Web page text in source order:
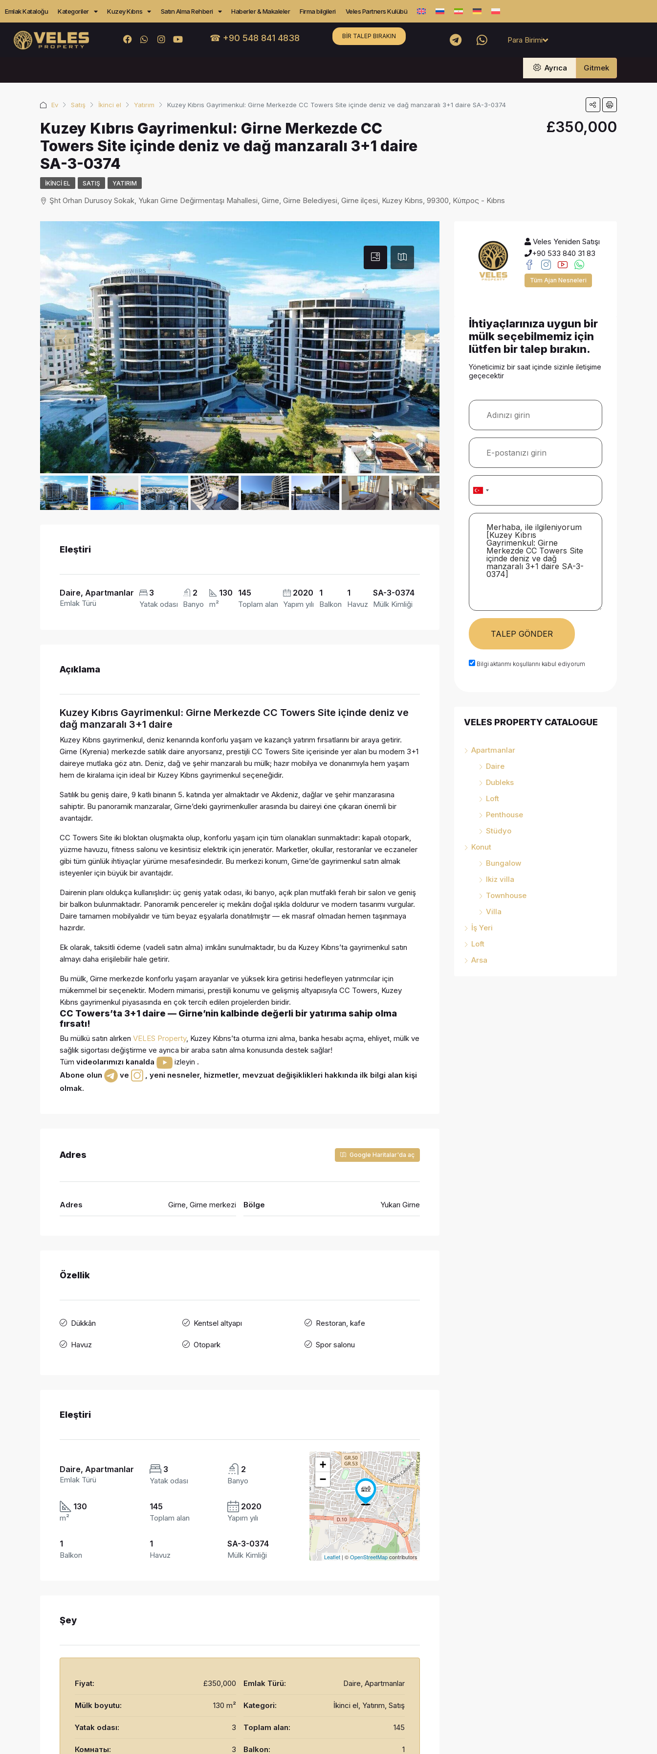
Emlak Kataloğu Kategoriler Kuzey Kıbrıs Satın Alma Rehberi Haberler & Makaleler Firma bilgileri Veles Partners Kulübü
☎ +90 548 841 4838 BIR TALEP BIRAKIN Para Birimi
Ayrıca Gitmek
Ev Satış İkinci el Yatırım Kuzey Kıbrıs Gayrimenkul: Girne Merkezde CC Towers Site içinde deniz ve dağ manzaralı 3+1 daire SA-3-0374
Kuzey Kıbrıs Gayrimenkul: Girne Merkezde CC
Towers Site içinde deniz ve dağ manzaralı 3+1 daire
SA-3-0374
£350,000
İKINCI EL SATIŞ YATIRIM
Şht Orhan Durusoy Sokak, Yukarı Girne Değirmentaşı Mahallesi, Girne, Girne Belediyesi, Girne ilçesi, Kuzey Kıbrıs, 99300, Κύπρος - Kıbrıs
Eleştiri
Daire, Apartmanlar
Emlak Türü
3
Yatak odası
2
Banyo
130
m²
145
Toplam alan
2020
Yapım yılı
1
Balkon
1
Havuz
SA-3-0374
Mülk Kimliği
Açıklama
Kuzey Kıbrıs Gayrimenkul: Girne Merkezde CC Towers Site içinde deniz ve
dağ manzaralı 3+1 daire
Kuzey Kıbrıs gayrimenkul, deniz kenarında konforlu yaşam ve kazançlı yatırım fırsatlarını bir araya getirir.
Girne (Kyrenia) merkezde satılık daire arıyorsanız, prestijli CC Towers Site içerisinde yer alan bu modern 3+1
daireye mutlaka göz atın. Deniz, dağ ve şehir manzaralı bu mülk; hazır mobilya ve donanımıyla hem yaşam
hem de kiralama için ideal bir Kuzey Kıbrıs gayrimenkul seçeneğidir.
Satılık bu geniş daire, 9 katlı binanın 5. katında yer almaktadır ve Akdeniz, dağlar ve şehir manzarasına
sahiptir. Bu panoramik manzaralar, Girne’deki gayrimenkuller arasında bu daireyi öne çıkaran önemli bir
avantajdır.
CC Towers Site iki bloktan oluşmakta olup, konforlu yaşam için tüm olanakları sunmaktadır: kapalı otopark,
yüzme havuzu, fitness salonu ve kesintisiz elektrik için jeneratör. Marketler, okullar, restoranlar ve eczaneler
gibi tüm günlük ihtiyaçlar yürüme mesafesindedir. Bu merkezi konum, Girne’de gayrimenkul satın almak
isteyenler için büyük bir avantajdır.
Dairenin planı oldukça kullanışlıdır: üç geniş yatak odası, iki banyo, açık plan mutfaklı ferah bir salon ve geniş
bir balkon bulunmaktadır. Panoramik pencereler iç mekânı doğal ışıkla doldurur ve modern tasarımı vurgular.
Daire tamamen mobilyalıdır ve tüm beyaz eşyalarla donatılmıştır — ek masraf olmadan hemen taşınmaya
hazırdır.
Ek olarak, taksitli ödeme (vadeli satın alma) imkânı sunulmaktadır, bu da Kuzey Kıbrıs’ta gayrimenkul satın
almayı daha erişilebilir hale getirir.
Bu mülk, Girne merkezde konforlu yaşam arayanlar ve yüksek kira getirisi hedefleyen yatırımcılar için
mükemmel bir seçenektir. Modern mimarisi, prestijli konumu ve gelişmiş altyapısıyla CC Towers, Kuzey
Kıbrıs gayrimenkul piyasasında en çok tercih edilen projelerden biridir.
CC Towers’ta 3+1 daire — Girne’nin kalbinde değerli bir yatırıma sahip olma
fırsatı!
Bu mülkü satın alırken VELES Property, Kuzey Kıbrıs’ta oturma izni alma, banka hesabı açma, ehliyet, mülk ve
sağlık sigortası değiştirme ve ayrıca bir araba satın alma konusunda destek sağlar!
Tüm videolarımızı kanalda izleyin .
Abone olun
ve
yeni nesneler, hizmetler, mevzuat değişiklikleri hakkında ilk bilgi alan kişi
olmak.
Adres Google Haritalar'da aç
Adres Girne, Girne merkezi Bölge Yukarı Girne
Özellik
Dükkân
Havuz
Kentsel altyapı
Otopark
Restoran, kafe
Spor salonu
Eleştiri
Daire, Apartmanlar
Emlak Türü
3
Yatak odası
2
Banyo
130
m²
145
Toplam alan
2020
Yapım yılı
1
Balkon
1
Havuz
SA-3-0374
Mülk Kimliği
+
−
Leaflet| ©OpenStreetMapcontributors
Şey
Fiyat: £350,000
Mülk boyutu: 130 m²
Yatak odası: 3
Комнаты: 3
Emlak Türü: Daire, Apartmanlar
Kategori: İkinci el, Yatırım, Satış
Toplam alan: 145
Balkon: 1
Veles Yeniden Satışı
+90 533 840 31 83
Tüm Ajan Nesneleri
İhtiyaçlarınıza uygun bir
mülk seçebilmemiz için
lütfen bir talep bırakın.
Yöneticimiz bir saat içinde sizinle iletişime
geçecektir
TALEP GÖNDER
Bilgi aktarımı koşullarını kabul ediyorum
VELES PROPERTY CATALOGUE
Apartmanlar
Daire
Dubleks
Loft
Penthouse
Stüdyo
Konut
Bungalow
Ikiz villa
Townhouse
Villa
İş Yeri
Loft
Arsa